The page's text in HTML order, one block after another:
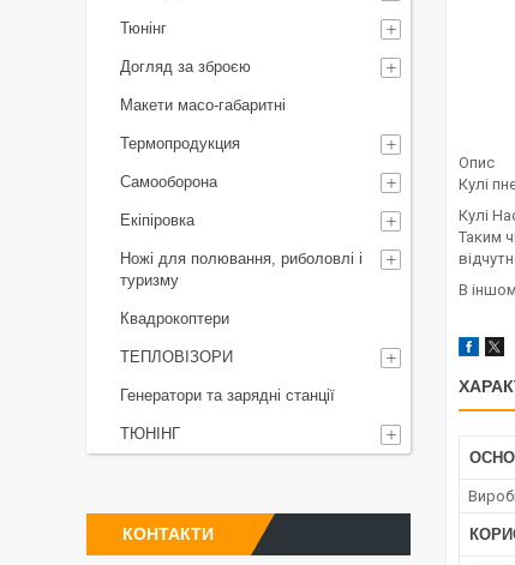
Опис
Кулі
Кулі
Таким
В
Тюнінг
Догляд за зброєю
Макети масо-габаритні
Термопродукция
Самооборона
Екіпіровка
Ножі для полювання, риболовлі і
туризму
Квадрокоптери
ТЕПЛОВІЗОРИ
Генератори та зарядні станції
ТЮНІНГ
КОНТАКТИ